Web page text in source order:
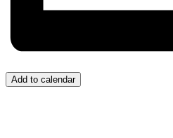
Add to calendar